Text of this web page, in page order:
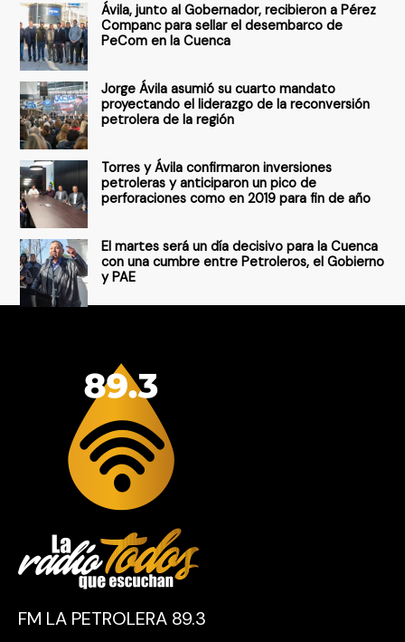
o
r
:
Ávila, junto al Gobernador, recibieron a Pérez
Companc para sellar el desembarco de
PeCom en la Cuenca
Jorge Ávila asumió su cuarto mandato
proyectando el liderazgo de la reconversión
petrolera de la región
Torres y Ávila confirmaron inversiones
petroleras y anticiparon un pico de
perforaciones como en 2019 para fin de año
El martes será un día decisivo para la Cuenca
con una cumbre entre Petroleros, el Gobierno
y PAE
FM LA PETROLERA 89.3